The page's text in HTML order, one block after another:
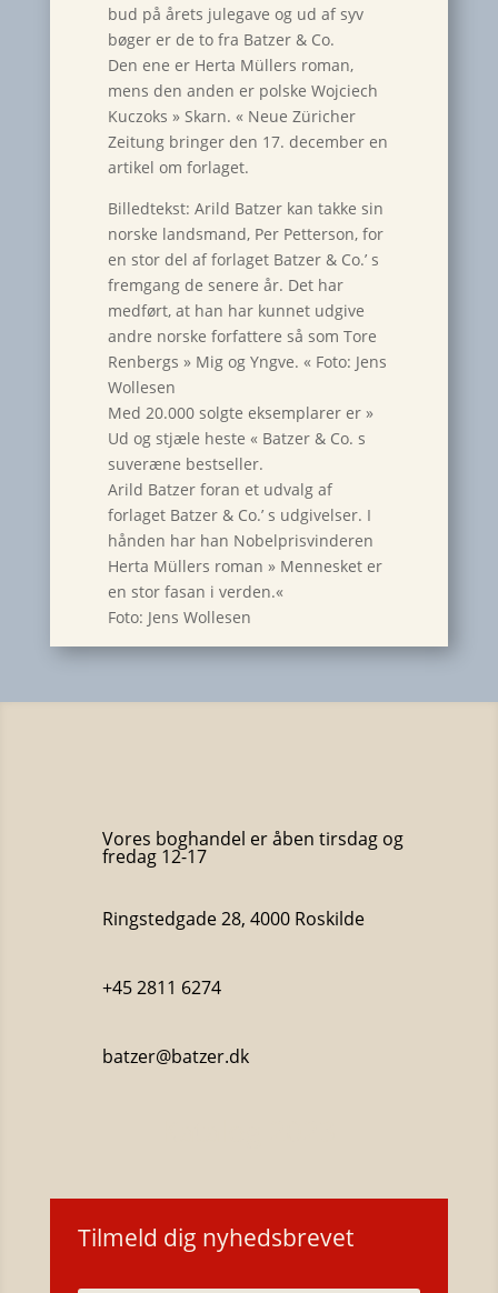
bud på årets julegave og ud af syv
bøger er de to fra Batzer & Co.
Den ene er Herta Müllers roman,
mens den anden er polske Wojciech
Kuczoks » Skarn. « Neue Züricher
Zeitung bringer den 17. december en
artikel om forlaget.
Billedtekst: Arild Batzer kan takke sin
norske landsmand, Per Petterson, for
en stor del af forlaget Batzer & Co.’ s
fremgang de senere år. Det har
medført, at han har kunnet udgive
andre norske forfattere så som Tore
Renbergs » Mig og Yngve. « Foto: Jens
Wollesen
Med 20.000 solgte eksemplarer er »
Ud og stjæle heste « Batzer & Co. s
suveræne bestseller.
Arild Batzer foran et udvalg af
forlaget Batzer & Co.’ s udgivelser. I
hånden har han Nobelprisvinderen
Herta Müllers roman » Mennesket er
en stor fasan i verden.«
Foto: Jens Wollesen
Vores boghandel er åben tirsdag og
fredag 12-17
Ringstedgade 28, 4000 Roskilde
+45 2811 6274
batzer@batzer.dk
Tilmeld dig nyhedsbrevet